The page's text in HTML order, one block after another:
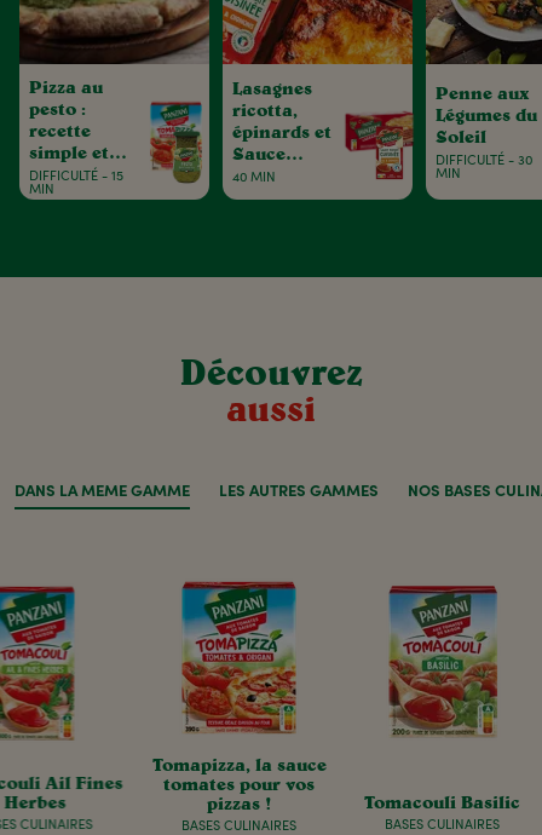
Pizza au
pesto :
recette
simple et
gourmande
DIFFICULTÉ - 15
MIN
Lasagnes
ricotta,
épinards et
Sauce
Tomate Ail
& Oignons
40 MIN
Penne aux
Légumes du
Soleil
DIFFICULTÉ - 30
MIN
Découvrez
aussi
DANS LA MÊME GAMME LES AUTRES GAMMES NOS BASES
Ail Fines
Herbes
CULINAIRES
Tomapizza, la sauce
tomates pour vos
pizzas !
BASES CULINAIRES
Tomacouli Basilic
BASES CULINAIRES